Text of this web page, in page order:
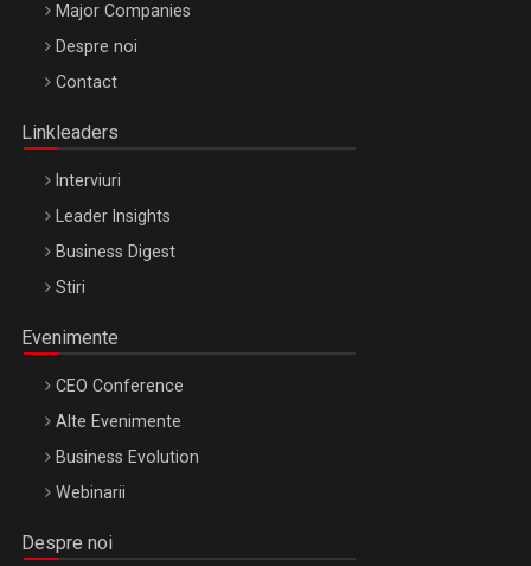
Be Inspired. Make it Happen!, ARTEMIS LETO, ORADEA, 8
Octombrie
Major Companies
Despre noi
Contact
Linkleaders
Interviuri
Leader Insights
Business Digest
Stiri
Evenimente
CEO Conference
Alte Evenimente
Business Evolution
Webinarii
Despre noi